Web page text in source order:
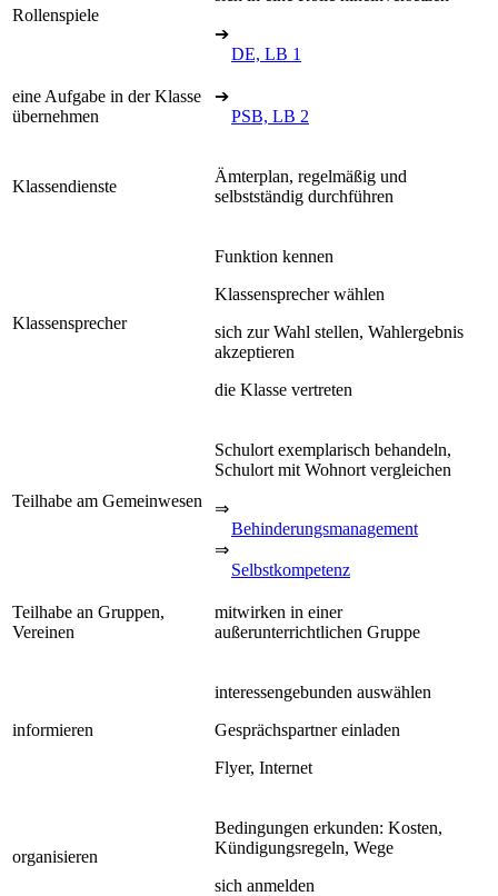
Rollenspiele
➔
DE, LB 1
eine Aufgabe in der Klasse
übernehmen
➔
PSB, LB 2
Klassendienste
Ämterplan, regelmäßig und
selbstständig durchführen
Klassensprecher
Funktion kennen
Klassensprecher wählen
sich zur Wahl stellen, Wahlergebnis
akzeptieren
die Klasse vertreten
Teilhabe am Gemeinwesen
Schulort exemplarisch behandeln,
Schulort mit Wohnort vergleichen
⇒
Behinderungsmanagement
⇒
Selbstkompetenz
Teilhabe an Gruppen,
Vereinen
mitwirken in einer
außerunterrichtlichen Gruppe
informieren
interessengebunden auswählen
Gesprächspartner einladen
Flyer, Internet
organisieren
Bedingungen erkunden: Kosten,
Kündigungsregeln, Wege
sich anmelden